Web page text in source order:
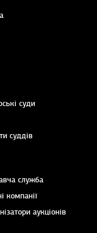
суди
суддів
служба
компанії
аукціонів